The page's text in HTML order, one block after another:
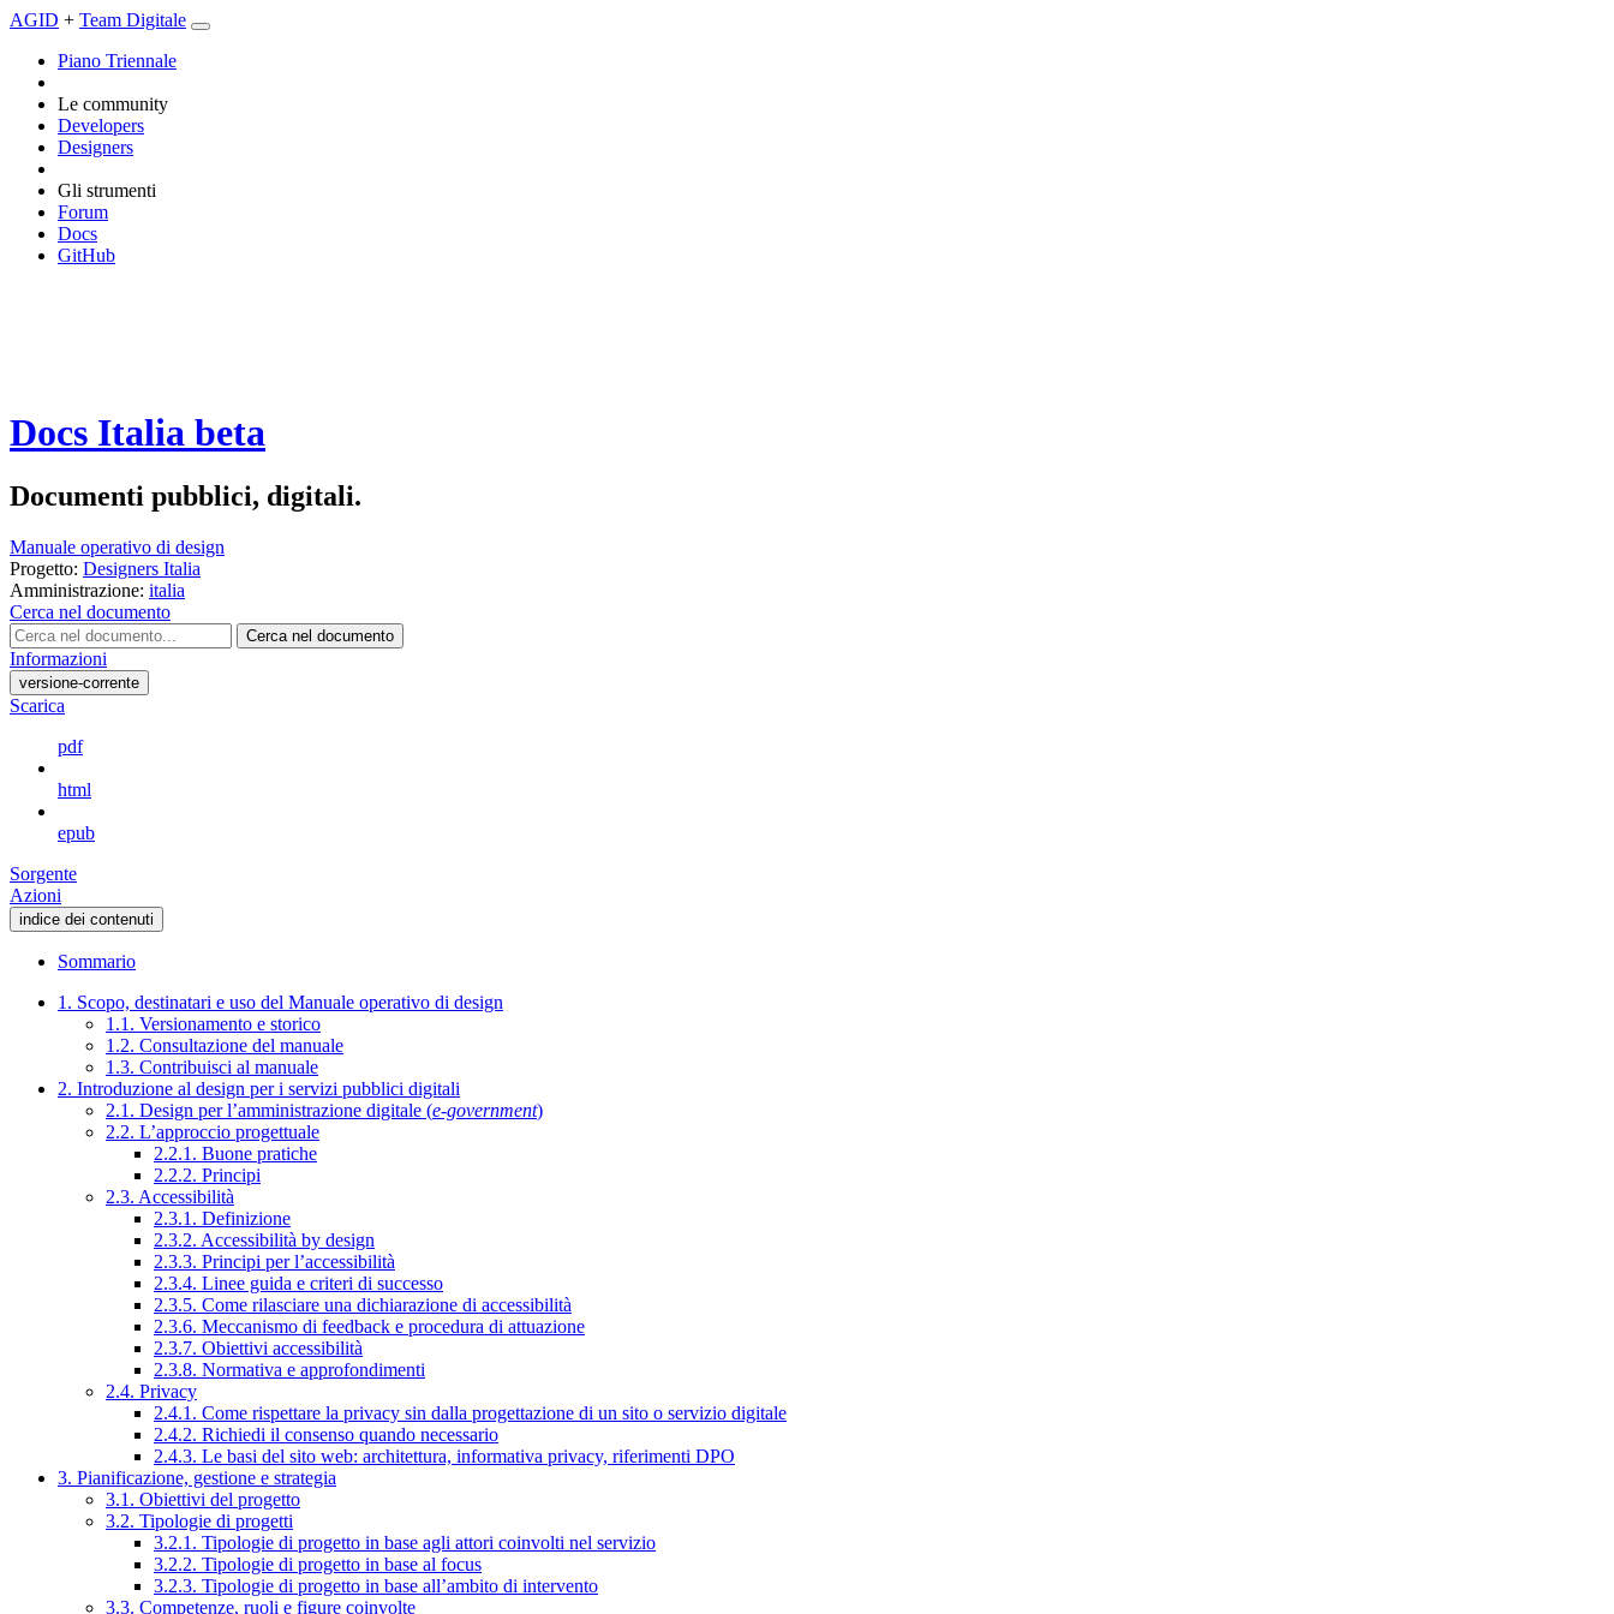
AGID + Team Digitale
Piano Triennale
Le community
Developers
Designers
Gli strumenti
Forum
Docs
GitHub
Docs Italia beta
Documenti pubblici, digitali.
Manuale operativo di design
Progetto: Designers Italia
Amministrazione: italia
Cerca nel documento
Cerca nel documento
Informazioni
versione-corrente
Scarica
pdf
html
epub
Sorgente
Azioni
indice dei contenuti
Sommario
1. Scopo, destinatari e uso del Manuale operativo di design
1.1. Versionamento e storico
1.2. Consultazione del manuale
1.3. Contribuisci al manuale
2. Introduzione al design per i servizi pubblici digitali
2.1. Design per l’amministrazione digitale (e-government)
2.2. L’approccio progettuale
2.2.1. Buone pratiche
2.2.2. Principi
2.3. Accessibilità
2.3.1. Definizione
2.3.2. Accessibilità by design
2.3.3. Principi per l’accessibilità
2.3.4. Linee guida e criteri di successo
2.3.5. Come rilasciare una dichiarazione di accessibilità
2.3.6. Meccanismo di feedback e procedura di attuazione
2.3.7. Obiettivi accessibilità
2.3.8. Normativa e approfondimenti
2.4. Privacy
2.4.1. Come rispettare la privacy sin dalla progettazione di un sito o servizio digitale
2.4.2. Richiedi il consenso quando necessario
2.4.3. Le basi del sito web: architettura, informativa privacy, riferimenti DPO
3. Pianificazione, gestione e strategia
3.1. Obiettivi del progetto
3.2. Tipologie di progetti
3.2.1. Tipologie di progetto in base agli attori coinvolti nel servizio
3.2.2. Tipologie di progetto in base al focus
3.2.3. Tipologie di progetto in base all’ambito di intervento
3.3. Competenze, ruoli e figure coinvolte